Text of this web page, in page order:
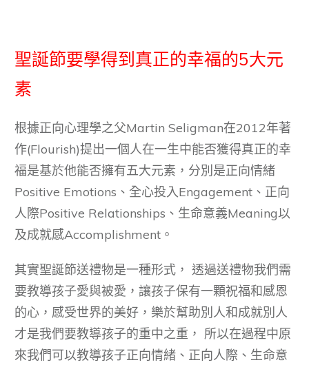
聖誕節要學得到真正的幸福的5大元
素
根據正向心理學之父Martin Seligman在2012年著
作(Flourish)提出一個人在一生中能否獲得真正的幸
福是基於他能否擁有五大元素，分別是正向情緒
Positive Emotions、全心投入Engagement、正向
人際Positive Relationships、生命意義Meaning以
及成就感Accomplishment。
其實聖誕節送禮物是一種形式， 透過送禮物我們需
要教導孩子愛與被愛，讓孩子保有一顆祝福和感恩
的心，感受世界的美好，樂於幫助別人和成就別人
才是我們要教導孩子的重中之重， 所以在過程中原
來我們可以教導孩子正向情緒、正向人際、生命意